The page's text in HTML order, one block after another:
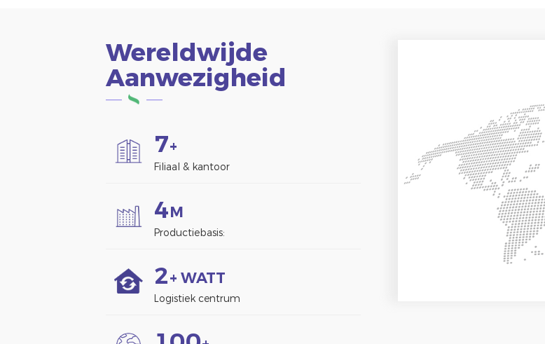
Wereldwijde
Aanwezigheid
7+
Filiaal & kantoor
4M
Productiebasis:
2+ WATT
Logistiek centrum